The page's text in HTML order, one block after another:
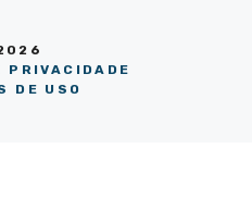
PRIVACIDADE
DE USO